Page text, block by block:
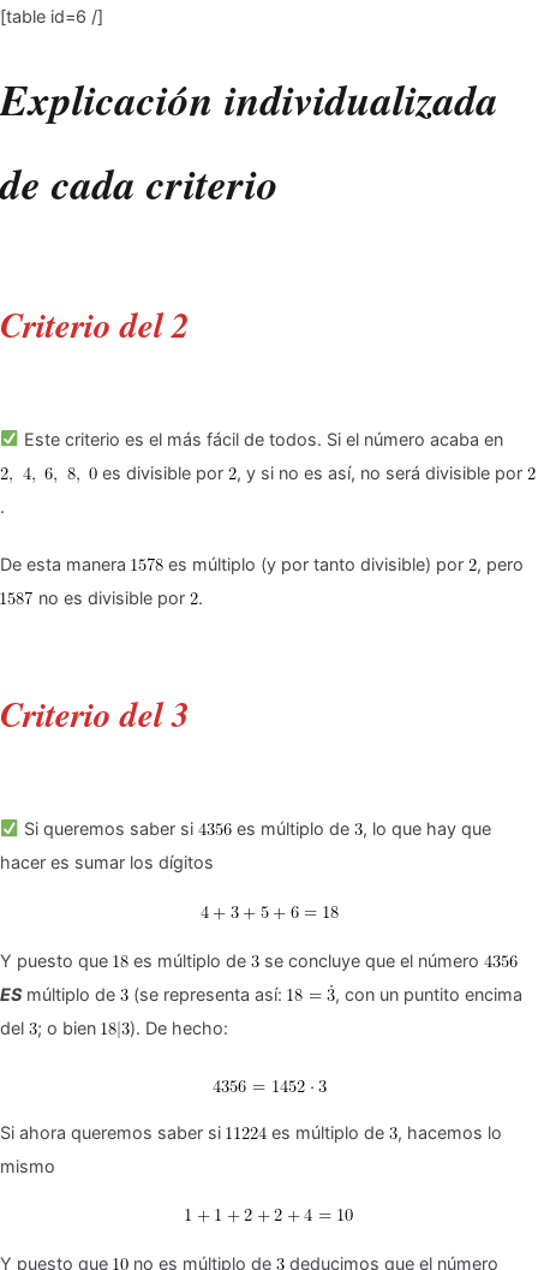
[table id=6 /]
Explicación individualizada
de cada criterio
Criterio del 2
Este criterio es el más fácil de todos. Si el número acaba en
es divisible por
, y si no es así, no será divisible por
.
De esta manera es múltiplo (y por tanto divisible) por
, pero
no es divisible por
.
Criterio del 3
Si queremos saber si es múltiplo de , lo que hay que
hacer es sumar los dígitos
Y puesto que es múltiplo de
se concluye que el número
ESmúltiplo de (se representa así:
, con un puntito encima
del
; o bien ). De hecho:
Si ahora queremos saber si es múltiplo de
, hacemos lo
mismo
Y puesto que no es múltiplo de deducimos que el número